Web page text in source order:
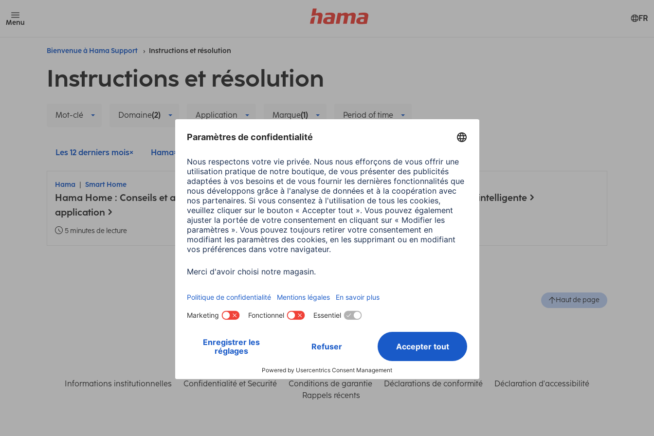
Menu FR
Bienvenue à Hama Support Instructions et résolution
Instructions et résolution
Mot-clé Domaine(2) Application Marque(1) Period of time
Les 12 derniers mois Hama
Hama Smart Home
Hama Home : Conseils et astuces sur la nouvelle
application
5 minutes de lecture
Hama Smart Home
Retirer et réinstaller la caméra intelligente
3 minutes de lecture
Haut de page
Informations institutionnelles Confidentialité et Securité Conditions de garantie Déclarations de conformité
Déclaration d'accessibilité
Rappels récents